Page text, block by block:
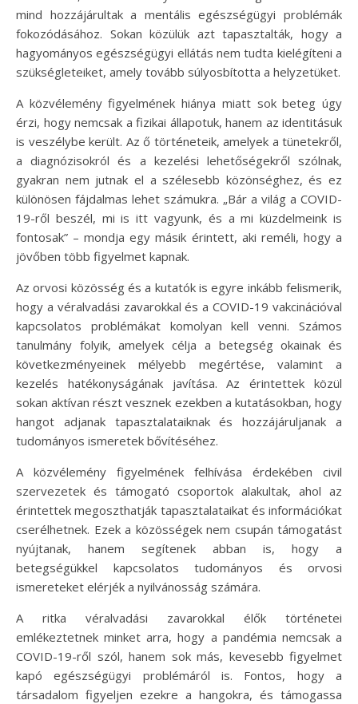
mind hozzájárultak a mentális egészségügyi problémák
fokozódásához. Sokan közülük azt tapasztalták, hogy a
hagyományos egészségügyi ellátás nem tudta kielégíteni a
szükségleteiket, amely tovább súlyosbította a helyzetüket.
A közvélemény figyelmének hiánya miatt sok beteg úgy
érzi, hogy nemcsak a fizikai állapotuk, hanem az identitásuk
is veszélybe került. Az ő történeteik, amelyek a tünetekről,
a diagnózisokról és a kezelési lehetőségekről szólnak,
gyakran nem jutnak el a szélesebb közönséghez, és ez
különösen fájdalmas lehet számukra. „Bár a világ a COVID-
19-ről beszél, mi is itt vagyunk, és a mi küzdelmeink is
fontosak” – mondja egy másik érintett, aki reméli, hogy a
jövőben több figyelmet kapnak.
Az orvosi közösség és a kutatók is egyre inkább felismerik,
hogy a véralvadási zavarokkal és a COVID-19 vakcinációval
kapcsolatos problémákat komolyan kell venni. Számos
tanulmány folyik, amelyek célja a betegség okainak és
következményeinek mélyebb megértése, valamint a
kezelés hatékonyságának javítása. Az érintettek közül
sokan aktívan részt vesznek ezekben a kutatásokban, hogy
hangot adjanak tapasztalataiknak és hozzájáruljanak a
tudományos ismeretek bővítéséhez.
A közvélemény figyelmének felhívása érdekében civil
szervezetek és támogató csoportok alakultak, ahol az
érintettek megoszthatják tapasztalataikat és információkat
cserélhetnek. Ezek a közösségek nem csupán támogatást
nyújtanak, hanem segítenek abban is, hogy a
betegségükkel kapcsolatos tudományos és orvosi
ismereteket elérjék a nyilvánosság számára.
A ritka véralvadási zavarokkal élők történetei
emlékeztetnek minket arra, hogy a pandémia nemcsak a
COVID-19-ről szól, hanem sok más, kevesebb figyelmet
kapó egészségügyi problémáról is. Fontos, hogy a
társadalom figyeljen ezekre a hangokra, és támogassa